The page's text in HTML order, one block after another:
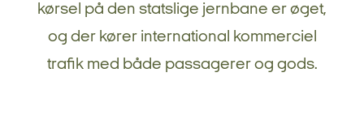
kørsel på den statslige jernbane er øget,
og der kører international kommerciel
trafik med både passagerer og gods.